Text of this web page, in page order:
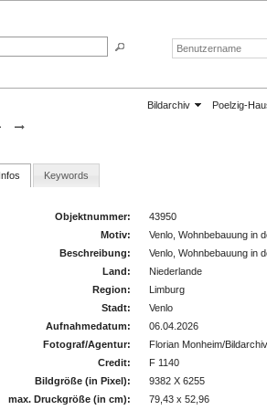
Bildarchiv Poelzig-
Infos Keywords
Objektnummer:
43950
Motiv:
Venlo, Wohnbebauung in
Beschreibung:
Venlo, Wohnbebauung in
Land:
Niederlande
Region:
Limburg
Stadt:
Venlo
Aufnahmedatum:
06.04.2026
Fotograf/Agentur:
Florian Monheim/
Credit:
F 1140
Bildgröße (in Pixel):
9382 X 6255
max. Druckgröße (in cm):
79,43 x 52,96